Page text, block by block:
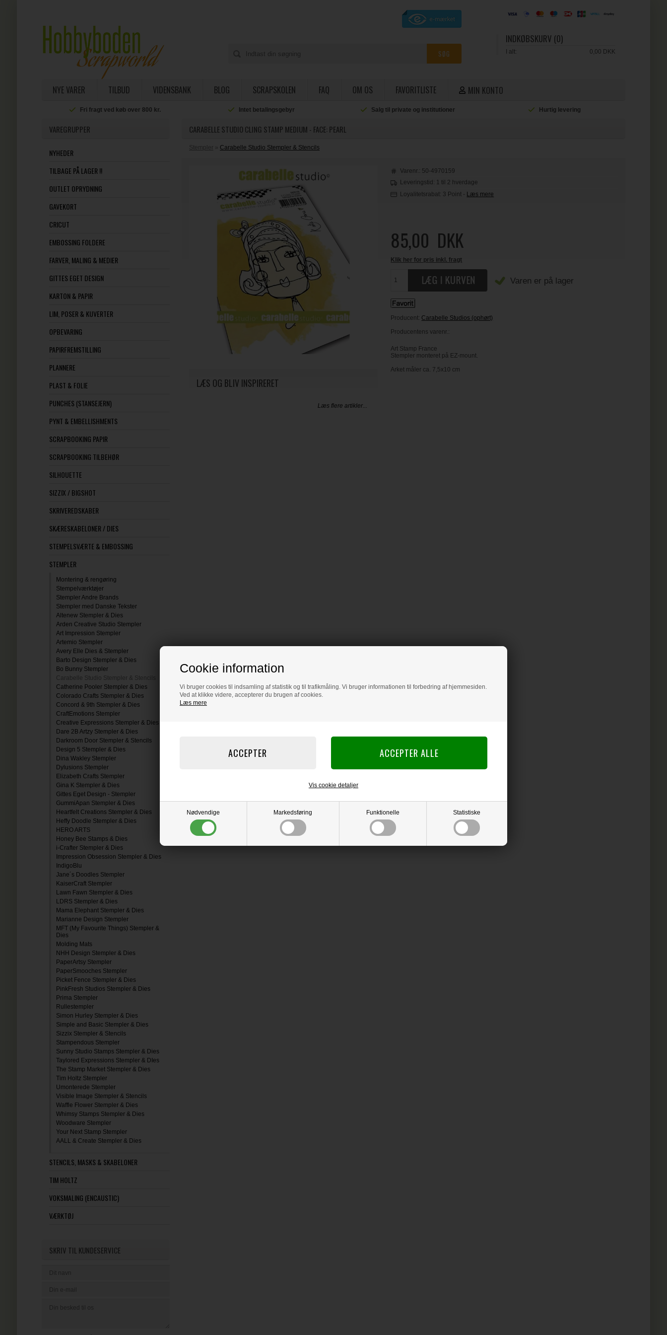
Cookie information
Vi bruger cookies til indsamling af statistik og til trafikmåling. Vi bruger informationen til forbedring af hjemmesiden.
Ved at klikke videre, accepterer du brugen af cookies.
Læs mere
Nødvendige Markedsføring Funktionelle Statistiske
Vis cookie detaljer
INDKØBSKURV (0)
I alt: 0,00 DKK
NYE VARER TILBUD VIDENSBANK BLOG SCRAPSKOLEN FAQ OM OS FAVORITLISTE MIN KONTO
Fri fragt ved køb over 800 kr. Intet betalingsgebyr Salg til private og institutioner Hurtig levering
VAREGRUPPER
NYHEDER
TILBAGE PÅ LAGER !!
OUTLET OPRYDNING
GAVEKORT
CRICUT
EMBOSSING FOLDERE
FARVER, MALING & MEDIER
GITTES EGET DESIGN
KARTON & PAPIR
LIM, POSER & KUVERTER
OPBEVARING
PAPIRFREMSTILLING
PLANNERE
PLAST & FOLIE
PUNCHES (STANSEJERN)
PYNT & EMBELLISHMENTS
SCRAPBOOKING PAPIR
SCRAPBOOKING TILBEHØR
SILHOUETTE
SIZZIX / BIGSHOT
SKRIVEREDSKABER
SKÆRESKABELONER / DIES
STEMPELSVÆRTE & EMBOSSING
STEMPLER
Montering & rengøring
Stempelværktøjer
Stempler Andre Brands
Stempler med Danske Tekster
Altenew Stempler & Dies
Arden Creative Studio Stempler
Art Impression Stempler
Artemio Stempler
Avery Elle Dies & Stempler
Barto Design Stempler & Dies
Bo Bunny Stempler
Carabelle Studio Stempler & Stencils
Catherine Pooler Stempler & Dies
Colorado Crafts Stempler & Dies
Concord & 9th Stempler & Dies
CraftEmotions Stempler
Creative Expressions Stempler & Dies
Dare 2B Artzy Stempler & Dies
Darkroom Door Stempler & Stencils
Design 5 Stempler & Dies
Dina Wakley Stempler
Dylusions Stempler
Elizabeth Crafts Stempler
Gina K Stempler & Dies
Gittes Eget Design - Stempler
GummiApan Stempler & Dies
Heartfelt Creations Stempler & Dies
Heffy Doodle Stempler & Dies
HERO ARTS
Honey Bee Stamps & Dies
i-Crafter Stempler & Dies
Impression Obsession Stempler & Dies
IndigoBlu
Jane´s Doodles Stempler
KaiserCraft Stempler
Lawn Fawn Stempler & Dies
LDRS Stempler & Dies
Mama Elephant Stempler & Dies
Marianne Design Stempler
MFT (My Favourite Things) Stempler &
Dies
Molding Mats
NHH Design Stempler & Dies
PaperArtsy Stempler
PaperSmooches Stempler
Picket Fence Stempler & Dies
PinkFresh Studios Stempler & Dies
Prima Stempler
Rullestempler
Simon Hurley Stempler & Dies
Simple and Basic Stempler & Dies
Sizzix Stempler & Stencils
Stampendous Stempler
Sunny Studio Stamps Stempler & Dies
Taylored Expressions Stempler & DIes
The Stamp Market Stempler & Dies
Tim Holtz Stempler
Umonterede Stempler
Visible Image Stempler & Stencils
Waffle Flower Stempler & Dies
Whimsy Stamps Stempler & Dies
Woodware Stempler
Your Next Stamp Stempler
AALL & Create Stempler & Dies
STENCILS, MASKS & SKABELONER
TIM HOLTZ
VOKSMALING (ENCAUSTIC)
VÆRKTØJ
SKRIV TIL KUNDESERVICE
CARABELLE STUDIO CLING STAMP MEDIUM - FACE: PEARL
Stempler » Carabelle Studio Stempler & Stencils
Varenr.: 50-4970159
Leveringstid: 1 til 2 hverdage
Loyalitetsrabat: 3 Point - Læs mere
85,00 DKK
Klik her for pris inkl. fragt
Varen er på lager
Producent: Carabelle Studios (ophørt)
Producentens varenr.:
Art Stamp France
Stempler monteret på EZ-mount.
Arket måler ca. 7,5x10 cm
LÆS OG BLIV INSPIRERET
Læs flere artikler...